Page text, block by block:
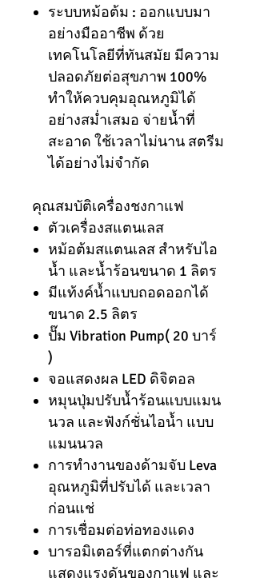
ระบบหม้อต้ม : ออกแบบมา
อย่างมืออาชีพ ด้วย
เทคโนโลยีที่ทันสมัย มีความ
ปลอดภัยต่อสุขภาพ 100%
ทำให้ควบคุมอุณหภูมิได้
อย่างสม่ำเสมอ จ่ายน้ำที่
สะอาด ใช้เวลาไม่นาน สตรีม
ได้อย่างไม่จำกัด
คุณสมบัติเครื่องชงกาแฟ
ตัวเครื่องสแตนเลส
หม้อต้มสแตนเลส สำหรับไอ
น้ำ และน้ำร้อนขนาด 1 ลิตร
มีแท้งค์น้ำแบบถอดออกได้
ขนาด 2.5 ลิตร
ปั๊ม Vibration Pump( 20 บาร์
)
จอแสดงผล LED ดิจิตอล
หมุนปุ่มปรับน้ำร้อนแบบแมน
นวล และฟังก์ชั่นไอน้ำ แบบ
แมนนวล
การทำงานของด้ามจับ Leva
อุณหภูมิที่ปรับได้ และเวลา
ก่อนแช่
การเชื่อมต่อท่อทองแดง
บารอมิเตอร์ที่แตกต่างกัน
แสดงแรงดันของกาแฟ และ